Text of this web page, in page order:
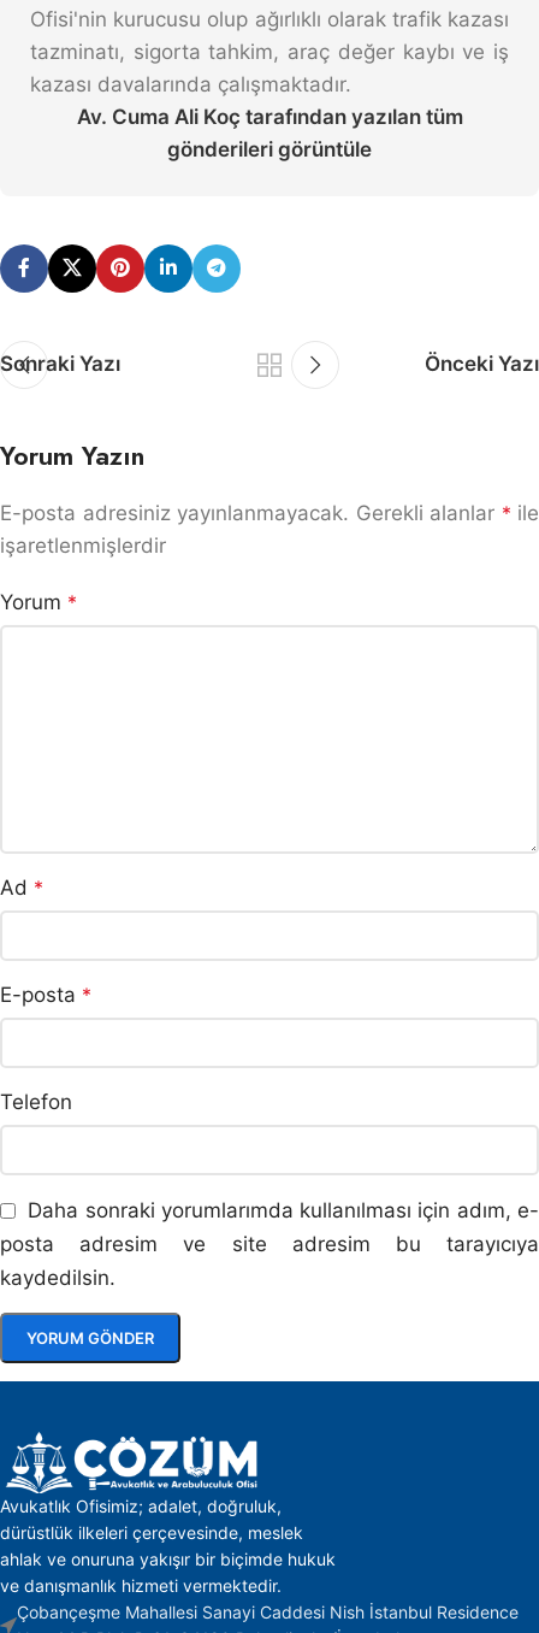
Ofisi'nin kurucusu olup ağırlıklı olarak trafik kazası
tazminatı, sigorta tahkim, araç değer kaybı ve iş
kazası davalarında çalışmaktadır.
Av. Cuma Ali Koç tarafından yazılan tüm
gönderileri görüntüle
Sonraki Yazı Önceki Yazı
Yorum Yazın
E-posta adresiniz yayınlanmayacak. Gerekli alanlar * ile
işaretlenmişlerdir
Yorum *
Ad *
E-posta *
Telefon
Daha sonraki yorumlarımda kullanılması için adım, e-
posta adresim ve site adresim bu tarayıcıya
kaydedilsin.
Avukatlık Ofisimiz; adalet, doğruluk,
dürüstlük ilkeleri çerçevesinde, meslek
ahlak ve onuruna yakışır bir biçimde hukuk
ve danışmanlık hizmeti vermektedir.
Çobançeşme Mahallesi Sanayi Caddesi Nish İstanbul Residence